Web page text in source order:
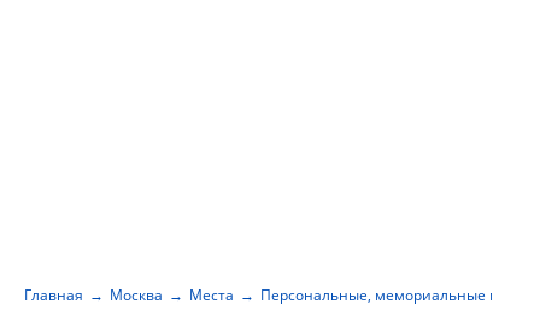
Главная Москва Места Персональные, мемориальные музеи